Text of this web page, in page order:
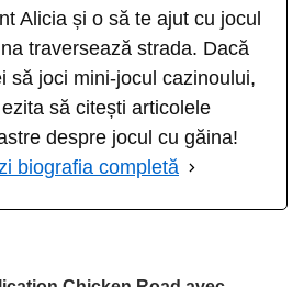
Alicia și o să te ajut cu jocul
traversează strada. Dacă
să joci mini-jocul cazinoului,
să citești articolele
despre jocul cu găina!
biografia completă